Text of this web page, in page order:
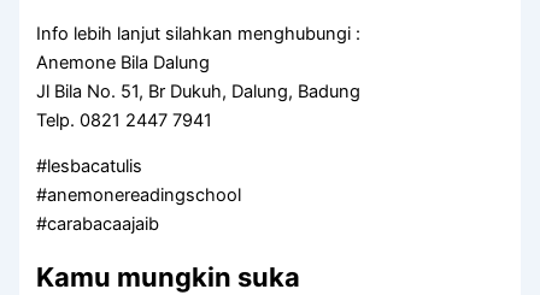
Info lebih lanjut silahkan menghubungi :
Anemone Bila Dalung
Jl Bila No. 51, Br Dukuh, Dalung, Badung
Telp. 0821 2447 7941
#lesbacatulis
#anemonereadingschool
#carabacaajaib
Kamu mungkin suka